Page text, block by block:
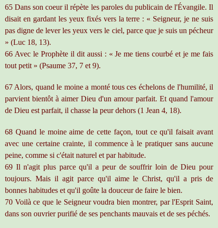
65 Dans son coeur il répète les paroles du publicain de l'Évangile. Il
disait en gardant les yeux fixés vers la terre : « Seigneur, je ne suis
pas digne de lever les yeux vers le ciel, parce que je suis un pécheur
» (Luc 18, 13).
66 Avec le Prophète il dit aussi : « Je me tiens courbé et je me fais
tout petit » (Psaume 37, 7 et 9).
67 Alors, quand le moine a monté tous ces échelons de l'humilité, il
parvient bientôt à aimer Dieu d'un amour parfait. Et quand l'amour
de Dieu est parfait, il chasse la peur dehors (1 Jean 4, 18).
68 Quand le moine aime de cette façon, tout ce qu'il faisait avant
avec une certaine crainte, il commence à le pratiquer sans aucune
peine, comme si c'était naturel et par habitude.
69 Il n'agit plus parce qu'il a peur de souffrir loin de Dieu pour
toujours. Mais il agit parce qu'il aime le Christ, qu'il a pris de
bonnes habitudes et qu'il goûte la douceur de faire le bien.
70 Voilà ce que le Seigneur voudra bien montrer, par l'Esprit Saint,
dans son ouvrier purifié de ses penchants mauvais et de ses péchés.